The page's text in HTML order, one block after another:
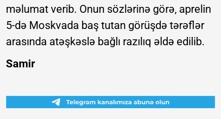
məlumat verib. Onun sözlərinə görə, aprelin
5-də Moskvada baş tutan görüşdə tərəflər
arasında atəşkəslə bağlı razılıq əldə edilib.
Samir